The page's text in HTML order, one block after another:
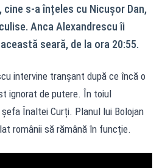
s-a înțeles cu Nicușor Dan,
Anca Alexandrescu îi
seară, de la ora 20:55.
intervine tranșant după ce încă o
ignorat de putere. În toiul
Înaltei Curți. Planul lui Bolojan
românii să rămână în funcție.